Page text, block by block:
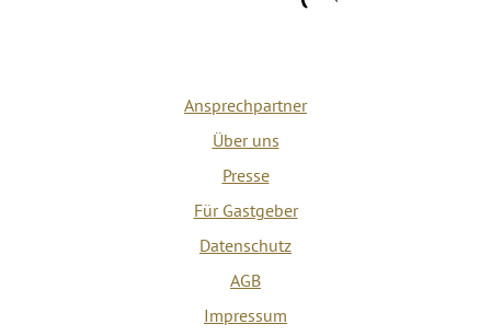
Ansprechpartner
Über uns
Presse
Für Gastgeber
Datenschutz
AGB
Impressum